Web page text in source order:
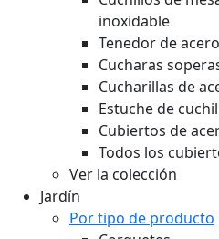
inoxidable
Tenedor de
Cucharas
Cucharillas de
Estuche de
Cubiertos de
Todos los
Ver la colección
Jardín
Por tipo de producto